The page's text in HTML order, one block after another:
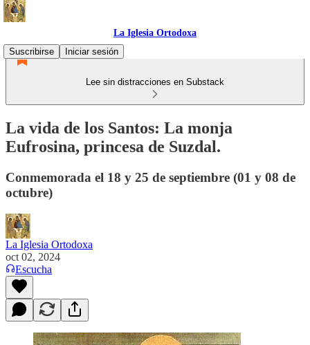
La Iglesia Ortodoxa
Suscribirse
Iniciar sesión
Lee sin distracciones en Substack
La vida de los Santos: La monja
Eufrosina, princesa de Suzdal.
Conmemorada el 18 y 25 de septiembre (01 y 08 de
octubre)
La Iglesia Ortodoxa
oct 02, 2024
Escucha